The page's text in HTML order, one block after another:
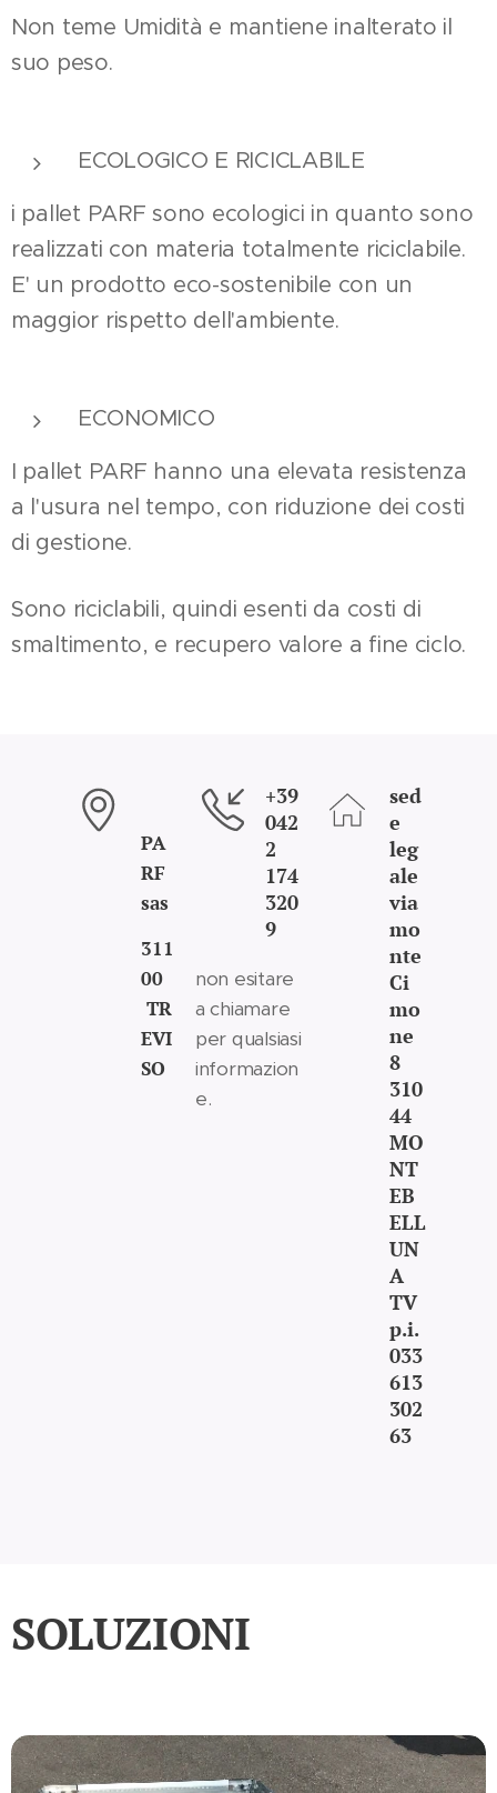
Non teme Umidità e mantiene inalterato il
suo peso.
ECOLOGICO E RICICLABILE
i pallet PARF sono ecologici in quanto sono
realizzati con materia totalmente riciclabile.
E' un prodotto eco-sostenibile con un
maggior rispetto dell'ambiente.
ECONOMICO
I pallet PARF hanno una elevata resistenza
a l'usura nel tempo, con riduzione dei costi
di gestione.
Sono riciclabili, quindi esenti da costi di
smaltimento, e recupero valore a fine ciclo.
PA
RF
sas
311
00
TR
EVI
SO
+39
042
2
174
320
9
non esitare
a chiamare
per qualsiasi
informazion
e.
sed
e
leg
ale
via
mo
nte
Ci
mo
ne
8
310
44
MO
NT
EB
ELL
UN
A
TV
p.i.
033
613
302
63
SOLUZIONI